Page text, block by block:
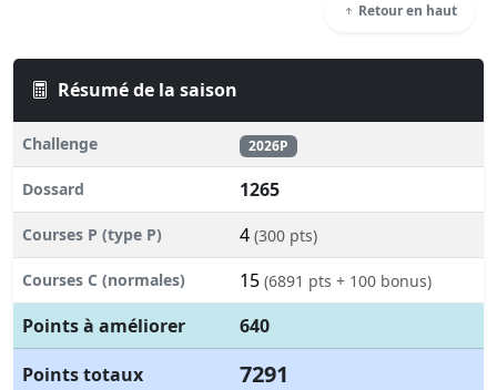
Retour en haut
Résumé de la saison
Challenge 2026P
Dossard 1265
Courses P (type P) 4 (300 pts)
Courses C (normales) 15 (6891 pts + 100 bonus)
Points à améliorer
640
Points totaux
7291